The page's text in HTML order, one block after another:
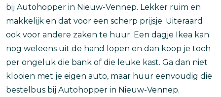
bij Autohopper in Nieuw-Vennep. Lekker ruim en
makkelijk en dat voor een scherp prijsje. Uiteraard
ook voor andere zaken te huur. Een dagje Ikea kan
nog weleens uit de hand lopen en dan koop je toch
per ongeluk die bank of die leuke kast. Ga dan niet
klooien met je eigen auto, maar huur eenvoudig die
bestelbus bij Autohopper in Nieuw-Vennep.